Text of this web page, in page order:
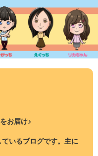
をお届け♪
いるブログです。主に